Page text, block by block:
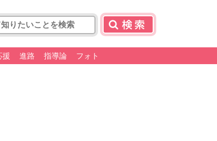
援 進路 指導論 フォト